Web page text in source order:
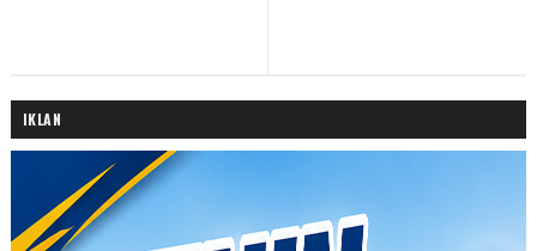
IKLAN